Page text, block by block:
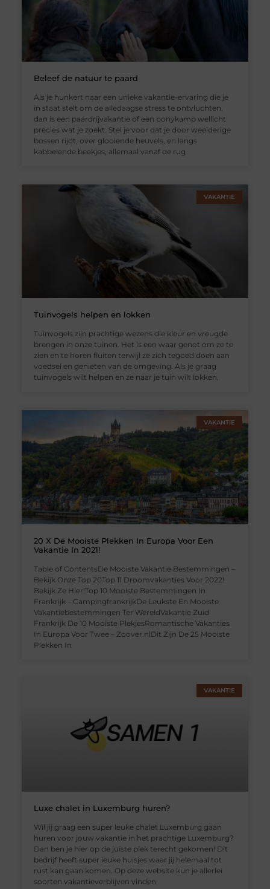
Beleef de natuur te paard
Als je hunkert naar een unieke vakantie-ervaring die je
in staat stelt om de alledaagse stress te ontvluchten,
dan is een paardrijvakantie of een ponykamp wellicht
precies wat je zoekt. Stel je voor dat je door weelderige
bossen rijdt, over glooiende heuvels, en langs
kabbelende beekjes, allemaal vanaf de rug
VAKANTIE
Tuinvogels helpen en lokken
Tuinvogels zijn prachtige wezens die kleur en vreugde
brengen in onze tuinen. Het is een waar genot om ze te
zien en te horen fluiten terwijl ze zich tegoed doen aan
voedsel en genieten van de omgeving. Als je graag
tuinvogels wilt helpen en ze naar je tuin wilt lokken,
VAKANTIE
20 X De Mooiste Plekken In Europa Voor Een
Vakantie In 2021!
Table of ContentsDe Mooiste Vakantie Bestemmingen –
Bekijk Onze Top 20Top 11 Droomvakanties Voor 2022!
Bekijk Ze Hier!Top 10 Mooiste Bestemmingen In
Frankrijk – CampingfrankrijkDe Leukste En Mooiste
Vakantiebestemmingen Ter WereldVakantie Zuid
Frankrijk De 10 Mooiste PlekjesRomantische Vakanties
In Europa Voor Twee – Zoover.nlDit Zijn De 25 Mooiste
Plekken In
VAKANTIE
Luxe chalet in Luxemburg huren?
Wil jij graag een super leuke chalet Luxemburg gaan
huren voor jouw vakantie in het prachtige Luxemburg?
Dan ben je hier op de juiste plek terecht gekomen! Dit
bedrijf heeft super leuke huisjes waar jij helemaal tot
rust kan gaan komen. Op deze website kun je allerlei
soorten vakantieverblijven vinden